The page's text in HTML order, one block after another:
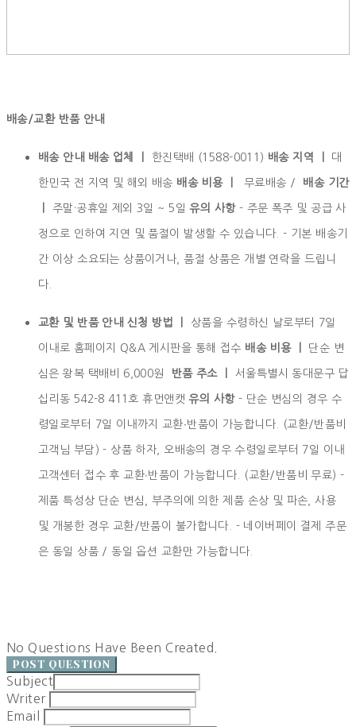
배송/교환 반품 안내
배송 안내 배송 업체 ㅣ 한진택배 (1588-0011) 배송 지역 ㅣ 대
한민국 전 지역 및 해외 배송 배송 비용 ㅣ 무료배송 / 배송 기간
주말·공휴일 제외 3일 ~ 5일유의 사항 - 주문 폭주 및 공급 사
정으로 인하여 지연 및 품절이 발생할 수 있습니다. - 기본 배송기
간 이상 소요되는 상품이거나, 품절 상품은 개별 연락을 드립니
다.
교환 및 반품 안내 신청 방법 ㅣ 상품을 수령하신 날로부터 7일
이내로 홈페이지 Q&A 게시판을 통해 접수 배송 비용 ㅣ 단순 변
심은 왕복 택배비 6,000원 반품 주소 ㅣ 서울특별시 동대문구 답
십리동 542-8 411호 휴먼앤캣유의 사항 - 단순 변심의 경우 수
령일로부터 7일 이내까지 교환∙반품이 가능합니다. (교환/반품비
고객님 부담) - 상품 하자, 오배송의 경우 수령일로부터 7일 이내
고객센터 접수 후 교환∙반품이 가능합니다. (교환/반품비 무료) -
제품 특성상 단순 변심, 부주의에 의한 제품 손상 및 파손, 사용
및 개봉한 경우 교환/반품이 불가합니다. - 네이버페이 결제 주문
은 동일 상품 / 동일 옵션 교환만 가능합니다.
No Questions Have Been Created.
POST QUESTION
Subject
Writer
Email